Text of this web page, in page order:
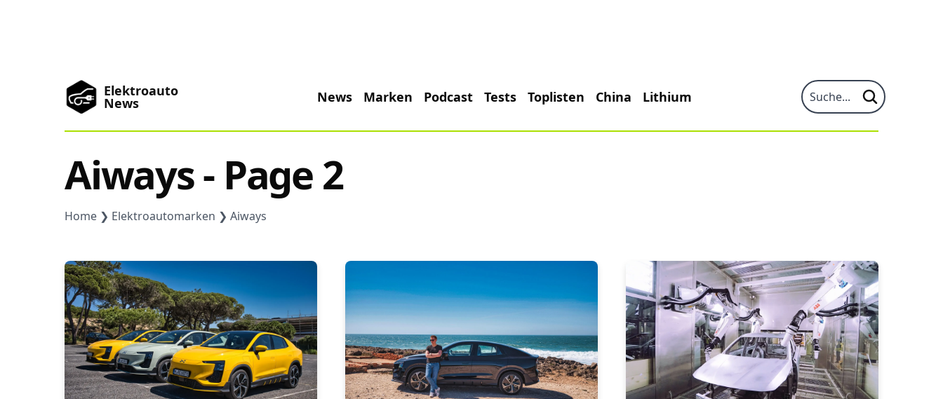
Elektroauto
News News Marken Podcast Tests Toplisten China Lithium
Aiways - Page 2
Home Elektroautomarken Aiways
Newsletter